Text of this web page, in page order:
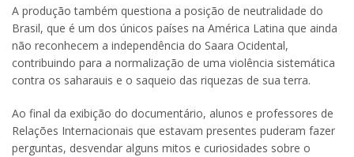
A produção também questiona a posição de neutralidade do
Brasil, que é um dos únicos países na América Latina que ainda
não reconhecem a independência do Saara Ocidental,
contribuindo para a normalização de uma violência sistemática
contra os saharauis e o saqueio das riquezas de sua terra.
Ao final da exibição do documentário, alunos e professores de
Relações Internacionais que estavam presentes puderam fazer
perguntas, desvendar alguns mitos e curiosidades sobre o